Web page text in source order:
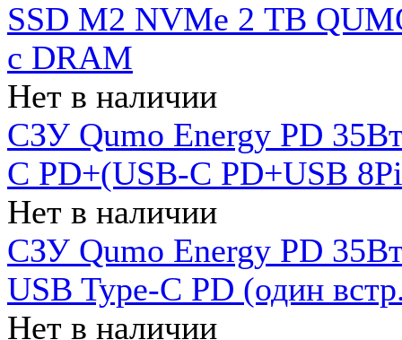
SSD M2 NVMe 2 ТB
c DRAM
Нет в наличии
СЗУ Qumo Energy PD
C PD+(USB-C PD+USB
Нет в наличии
СЗУ Qumo Energy PD
USB Type-C PD (один
Нет в наличии